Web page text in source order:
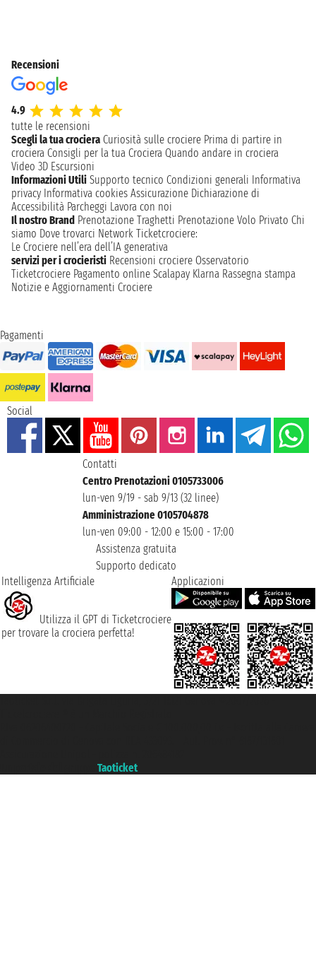
Recensioni
4.9
tutte le recensioni
Scegli la tua crociera Curiosità sulle crociere Prima di partire in
crociera Consigli per la tua Crociera Quando andare in crociera
Video 3D Escursioni
Informazioni Utili Supporto tecnico Condizioni generali Informativa
privacy Informativa cookies Assicurazione Dichiarazione di
Accessibilità Parcheggi Lavora con noi
Il nostro Brand Prenotazione Traghetti Prenotazione Volo Privato Chi
siamo Dove trovarci Network Ticketcrociere:
Le Crociere nell’era dell’IA generativa
servizi per i crocieristi Recensioni crociere Osservatorio
Ticketcrociere Pagamento online Scalapay Klarna Rassegna stampa
Notizie e Aggiornamenti Crociere
Pagamenti
Social
Contatti
Centro Prenotazioni 0105733006
lun-ven 9/19 - sab 9/13 (32 linee)
Amministrazione 0105704878
lun-ven 09:00 - 12:00 e 15:00 - 17:00
Assistenza gratuita
Supporto dedicato
Intelligenza Artificiale
Utilizza il GPT di Ticketcrociere
per trovare la crociera perfetta!
Applicazioni
Taoticket